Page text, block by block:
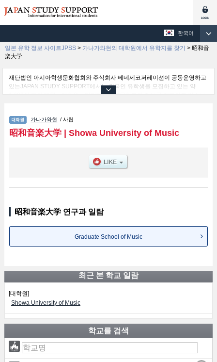
한국어
일본 유학 정보 사이트JPSS > 가나가와현의 대학원에서 유학지를 찾기 > 昭和音
楽大学
재단법인 아시아학생문화협회와 주식회사 베네세코퍼레이션이 공동운영하고
있는JAPAN STUDY SUPPORT에서는 외국인 유학생을 모집하고 있는 약
1,300여 개의 대학・대학원・단기대학・전문학교의 정보를 게재하고 있습니
School of Music 등의 연구과별 정보, 모집정원과 합격자수 등의 입시정보, 시
설안내, 교통정보 등 외국인 유학생에게 유익하고 필요한 정보를 게재하고 있
으므로 많이 이용해 주시기 바랍니다.
가나가와현 / 사립
昭和音楽大学| Showa University of Music
昭和音楽大学 연구과 일람
Graduate School of Music
최근 본 학교 일람
[대학원]
Showa University of Music
학교를 검색